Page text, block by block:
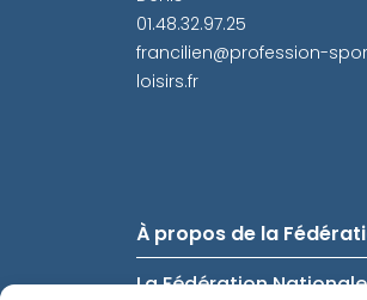
01.48.32.97.25
francilien@profession-
loisirs.fr
À propos de la
La Fédération Nationale